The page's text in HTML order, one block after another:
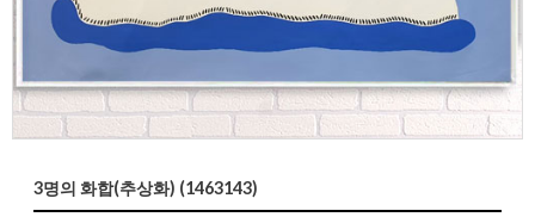
3명의 화합(추상화) (1463143)